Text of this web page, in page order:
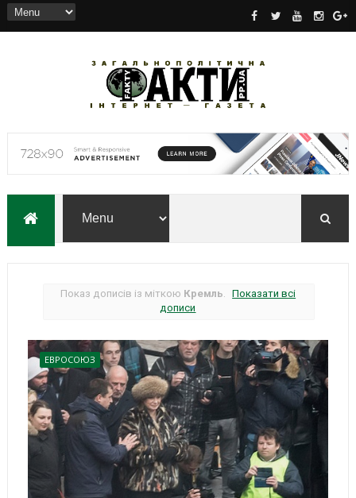
Показ дописів із міткою Кремль
Показати всі
дописи
ЕВРОСОЮЗ